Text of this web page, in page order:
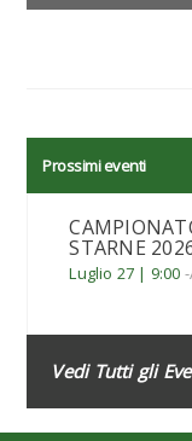
Prossimi eventi
STARNE
Luglio 27 | 9:00 -
Vedi Tutti gli